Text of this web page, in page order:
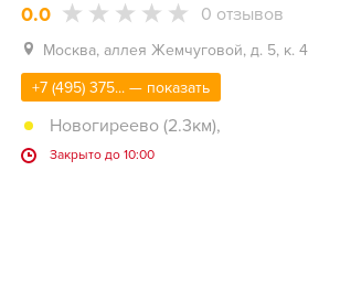
0.0 0 отзывов
Москва, аллея Жемчуговой, д. 5, к. 4
+7 (495) 375... — показать
Новогиреево (2.3км),
Закрыто до 10:00